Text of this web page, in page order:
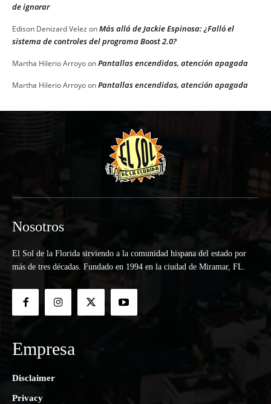
de ignorar
Edison Denizard Velez onMás allá de Jackie Espinosa: ¿Falló el
sistema de controles del programa Boost 2.0?
Martha Hilerio ArroyoonPantallas encendidas, atención apagada
Martha Hilerio ArroyoonPantallas encendidas, atención apagada
Nosotros
El Sol de la Florida sirviendo a la comunidad hispana del estado por
más de tres décadas. Fundado en 1994 en la ciudad de Miramar, FL.
Empresa
Disclaimer
Privacy